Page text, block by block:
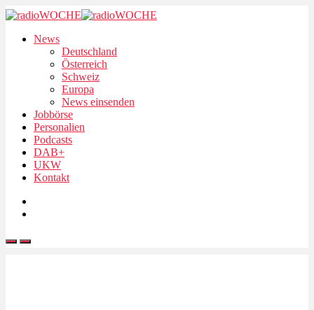
News
Deutschland
Österreich
Schweiz
Europa
News einsenden
Jobbörse
Personalien
Podcasts
DAB+
UKW
Kontakt